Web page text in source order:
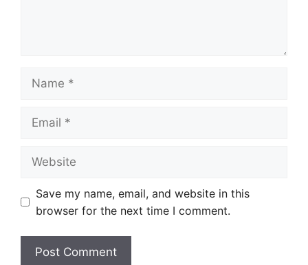
Save my name, email, and website in this
browser for the next time I comment.